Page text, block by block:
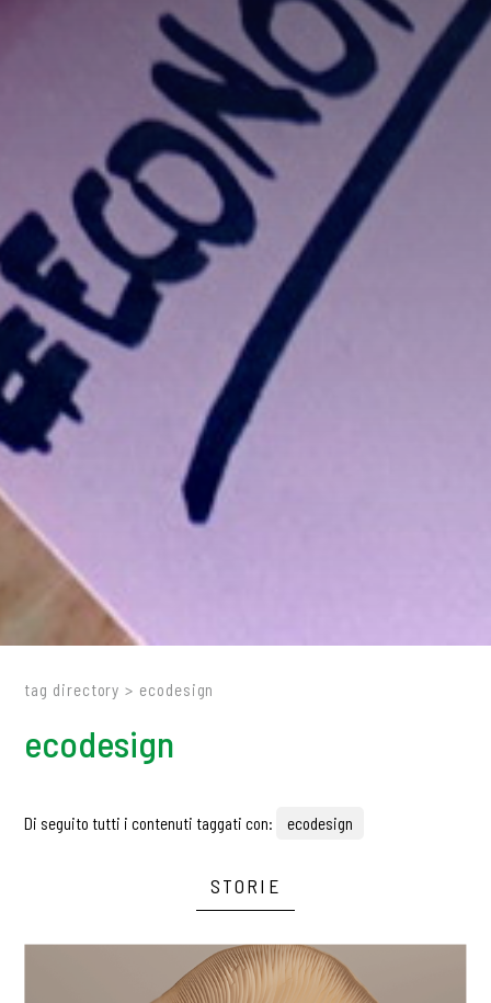
tag directory > ecodesign
ecodesign
Di seguito tutti i contenuti taggati con: ecodesign
STORIE